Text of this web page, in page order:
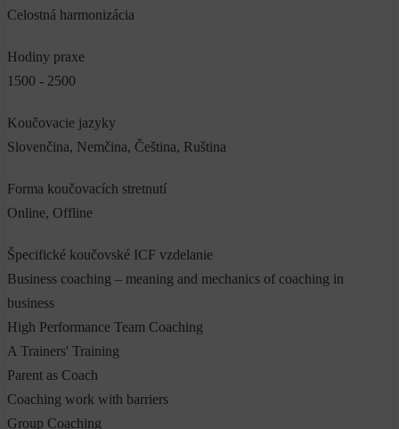
Celostná harmonizácia
Hodiny praxe
1500 - 2500
Koučovacie jazyky
Slovenčina, Nemčina, Čeština, Ruština
Forma koučovacích stretnutí
Online, Offline
Špecifické koučovské ICF vzdelanie
Business coaching – meaning and mechanics of coaching in
business
High Performance Team Coaching
A Trainers' Training
Parent as Coach
Coaching work with barriers
Group Coaching